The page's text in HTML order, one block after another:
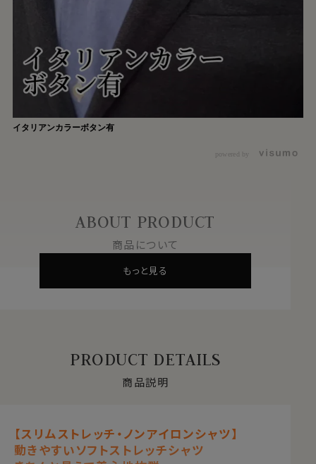
イタリアンカラーボタン有
powered by
ABOUT PRODUCT
商品について
もっと見る
PRODUCT DETAILS
商品説明
【スリムストレッチ・ノンアイロンシャツ】
動きやすいソフトストレッチシャツ